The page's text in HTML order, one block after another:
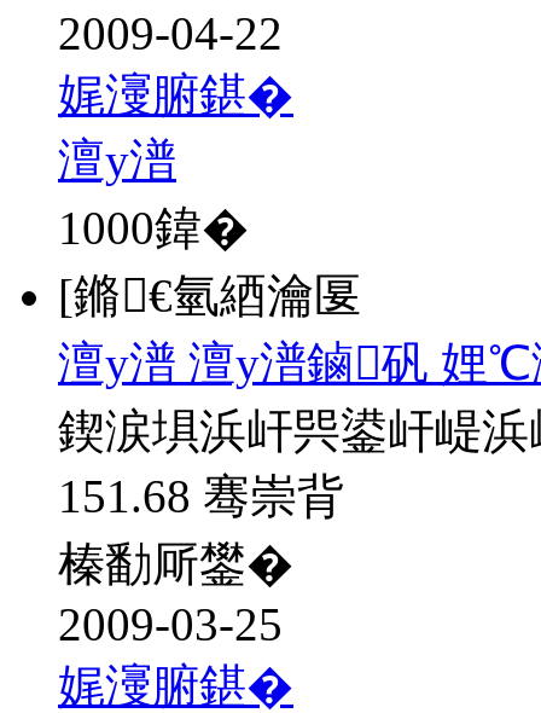
2009-04-22
娓濅腑鍖�
澶у潽
1000鍏�
[鏅€氫綇瀹匽
澶у潽 澶у潽鏀矾 娌
鍥涙埧浜屽巺鍙屽崼
151.68 骞崇背
榛勫厛鐢�
2009-03-25
娓濅腑鍖�